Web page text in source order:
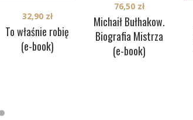
To właśnie robię
(e-book)
32,90 zł
Michaił Bułhakow.
Biografia Mistrza
(e-book)
76,50 zł